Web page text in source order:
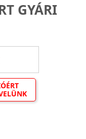
GYÁRI